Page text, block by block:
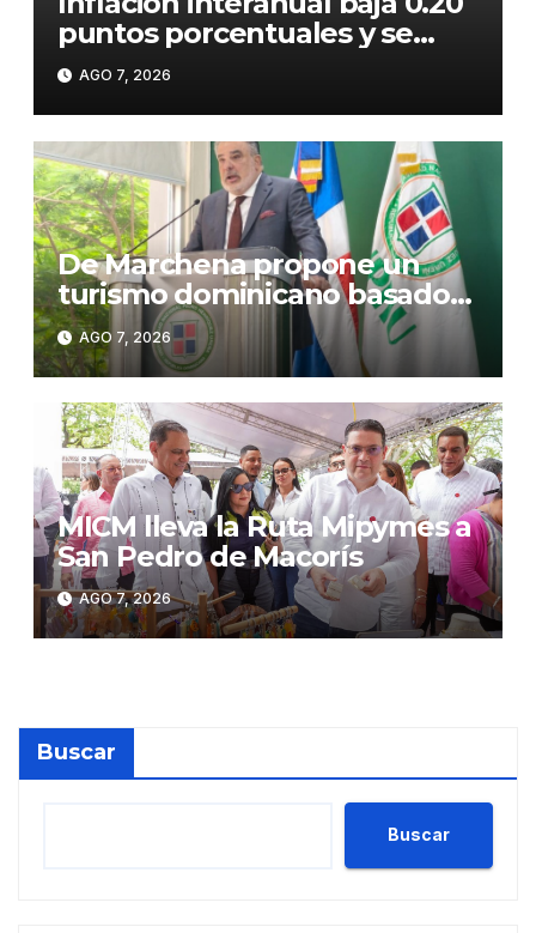
puntos porcentuales y se
sitúa en 5.47 %
AGO 7, 2026
De Marchena propone un
turismo dominicano basado
en formación, tecnología y
sostenibilidad
AGO 7, 2026
MICM lleva la Ruta Mipymes a
San Pedro de Macorís
AGO 7, 2026
Buscar
Buscar